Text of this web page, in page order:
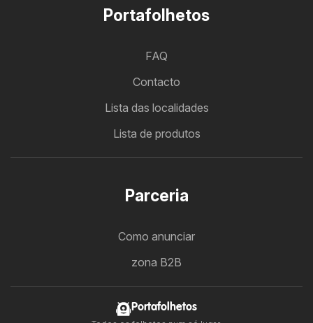
Portafolhetos
FAQ
Contacto
Lista das localidades
Lista de produtos
Parceria
Como anunciar
zona B2B
Portafolhetos